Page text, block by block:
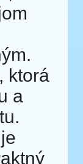
ktorá
a